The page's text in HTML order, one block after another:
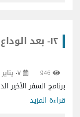
١٢- بعد الوداع
946 ٠٧ يناير ٢٠١١
برنامج السفر الأخير
قراءة المزيد